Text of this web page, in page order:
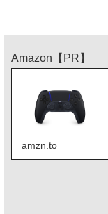
Amazon【PR】
amzn.to